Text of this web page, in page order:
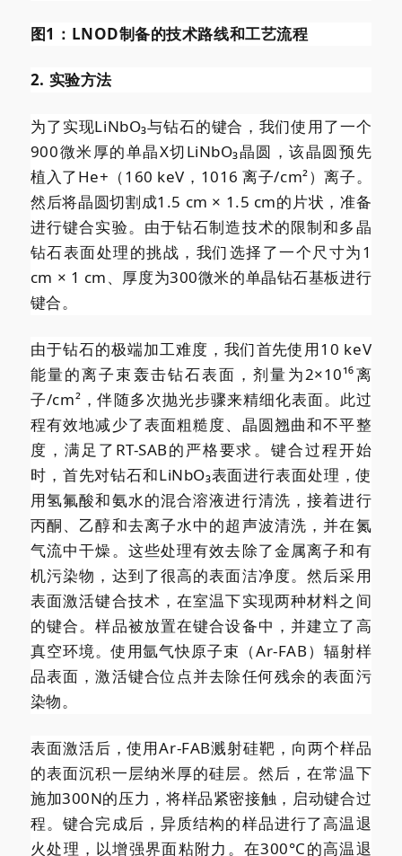
图1：LNOD制备的技术路线和工艺流程
2. 实验方法
为了实现LiNbO₃与钻石的键合，我们使用了一个
900微米厚的单晶X切LiNbO₃晶圆，该晶圆预先
植入了He+（160 keV，1016 离子/cm²）离子。
然后将晶圆切割成1.5 cm × 1.5 cm的片状，准备
进行键合实验。由于钻石制造技术的限制和多晶
钻石表面处理的挑战，我们选择了一个尺寸为1
cm × 1 cm、厚度为300微米的单晶钻石基板进行
键合。
由于钻石的极端加工难度，我们首先使用10 keV
能量的离子束轰击钻石表面，剂量为2×10¹⁶离
子/cm²，伴随多次抛光步骤来精细化表面。此过
程有效地减少了表面粗糙度、晶圆翘曲和不平整
度，满足了RT-SAB的严格要求。键合过程开始
时，首先对钻石和LiNbO₃表面进行表面处理，使
用氢氟酸和氨水的混合溶液进行清洗，接着进行
丙酮、乙醇和去离子水中的超声波清洗，并在氮
气流中干燥。这些处理有效去除了金属离子和有
机污染物，达到了很高的表面洁净度。然后采用
表面激活键合技术，在室温下实现两种材料之间
的键合。样品被放置在键合设备中，并建立了高
真空环境。使用氩气快原子束（Ar-FAB）辐射样
品表面，激活键合位点并去除任何残余的表面污
染物。
表面激活后，使用Ar-FAB溅射硅靶，向两个样品
的表面沉积一层纳米厚的硅层。然后，在常温下
施加300N的压力，将样品紧密接触，启动键合过
程。键合完成后，异质结构的样品进行了高温退
火处理，以增强界面粘附力。在300°C的高温退